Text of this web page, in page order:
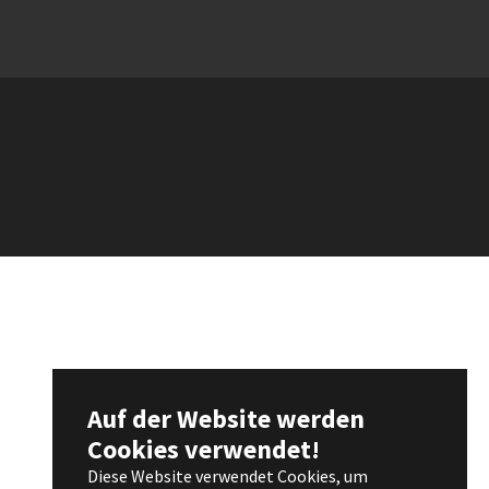
Auf der Website werden
Cookies verwendet!
Diese Website verwendet Cookies, um